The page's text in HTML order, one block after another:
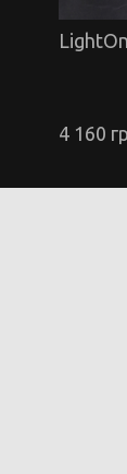
4 160